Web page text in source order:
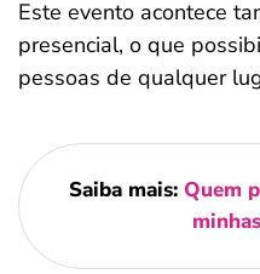
Este evento acontece
presencial, o que
pessoas de qualquer
Saiba mais: Quem